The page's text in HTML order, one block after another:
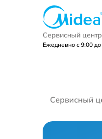
Сервисный
Ежедневно с 9:00
Сервисный